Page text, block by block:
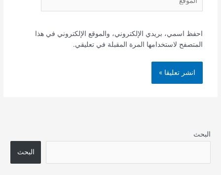
احفظ اسمي، بريدي الإلكتروني، والموقع الإلكتروني في هذا
المتصفح لاستخدامها المرة المقبلة في تعليقي.
البحث
البحث